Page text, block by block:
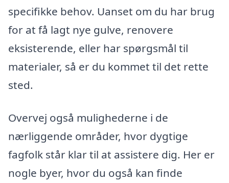
specifikke behov. Uanset om du har brug
for at få lagt nye gulve, renovere
eksisterende, eller har spørgsmål til
materialer, så er du kommet til det rette
sted.
Overvej også mulighederne i de
nærliggende områder, hvor dygtige
fagfolk står klar til at assistere dig. Her er
nogle byer, hvor du også kan finde